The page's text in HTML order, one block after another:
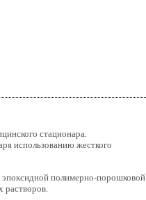
стационара.
использованию жесткого
эпоксидной полимерно-порошковой
растворов.